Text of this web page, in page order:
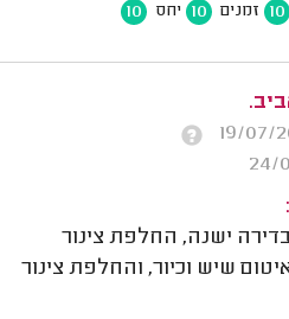
10 זמנים 10 יחס 10
ישנה, החלפת צינור
שיש וכיור, והחלפת צינור